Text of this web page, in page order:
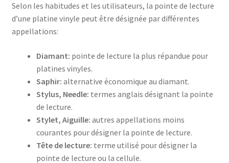
Selon les habitudes et les utilisateurs, la pointe de lecture
d’une platine vinyle peut être désignée par différentes
appellations:
Diamant: pointe de lecture la plus répandue pour
platines vinyles.
Saphir: alternative économique au diamant.
Stylus, Needle: termes anglais désignant la pointe
de lecture.
Stylet, Aiguille: autres appellations moins
courantes pour désigner la pointe de lecture.
Tête de lecture: terme utilisé pour désigner la
pointe de lecture ou la cellule.